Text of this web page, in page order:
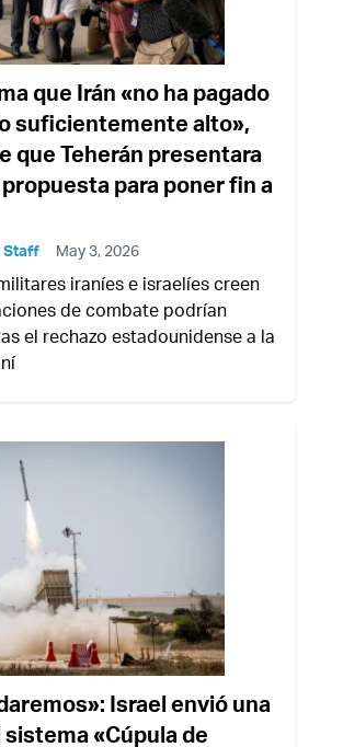
que Irán «no ha pagado
suficientemente alto»,
que Teherán presentara
para poner fin a
Staff May 3, 2026
iraníes e israelíes creen
de combate podrían
el rechazo estadounidense a la
Israel envió una
«Cúpula de